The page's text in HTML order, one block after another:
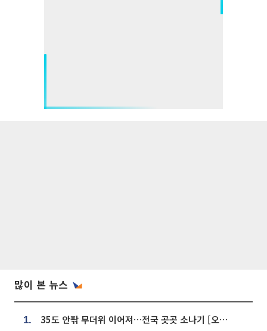
많이 본 뉴스
1. 35도 안팎 무더위 이어져…전국 곳곳 소나기 [오늘 날씨]